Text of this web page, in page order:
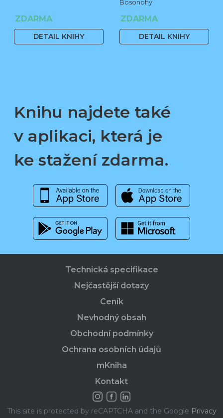
ZDARMA
DETAIL KNIHY
Bosonohy
ZDARMA
DETAIL KNIHY
Knihu najdete také
v aplikaci, která je
ke stažení zdarma.
Technická specifikace
Nejčastější dotazy
Ceník
Nevhodný obsah
Obchodní podmínky
Ochrana osobních údajů
mKniha
Kontakt
This site is protected by reCAPTCHA and the Google Privacy